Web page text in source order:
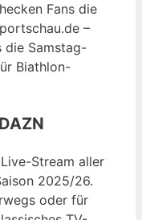
Fans die
–
die Samstag-
Biathlon-
Stream aller
2025/26.
oder für